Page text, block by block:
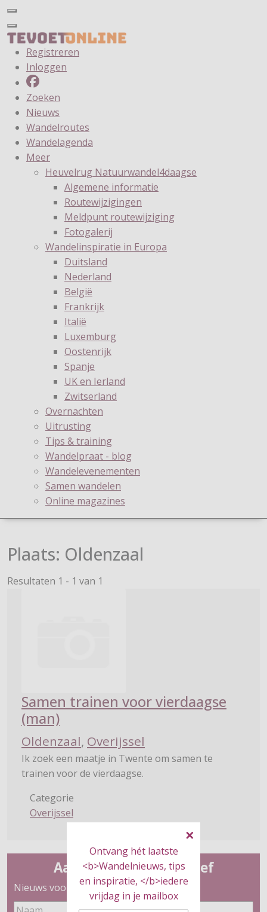
Ontvang hét laatste
<b>Wandelnieuws, tips
en inspiratie, </b>iedere
vrijdag in je mailbox
Registreren
Inloggen
Zoeken
Nieuws
Wandelroutes
Wandelagenda
Meer
Heuvelrug Natuurwandel4daagse
Algemene informatie
Routewijzigingen
Meldpunt routewijziging
Fotogalerij
Wandelinspiratie in Europa
Duitsland
Nederland
België
Frankrijk
Italië
Luxemburg
Oostenrijk
Spanje
UK en Ierland
Zwitserland
Overnachten
Uitrusting
Tips & training
Wandelpraat - blog
Wandelevenementen
Samen wandelen
Online magazines
Plaats: Oldenzaal
Resultaten 1 - 1 van 1
Samen trainen voor vierdaagse
(man)
Oldenzaal, Overijssel
Ik zoek een maatje in Twente om samen te
trainen voor de vierdaagse.
Categorie
Overijssel
Aanmelden nieuwsbrief
Nieuws voor wandelaars